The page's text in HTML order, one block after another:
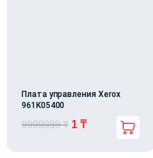
Плата управления Xerox
961K05400
9999999₸ 1 ₸